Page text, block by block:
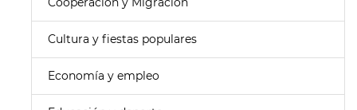
Cultura y fiestas populares
Economía y empleo